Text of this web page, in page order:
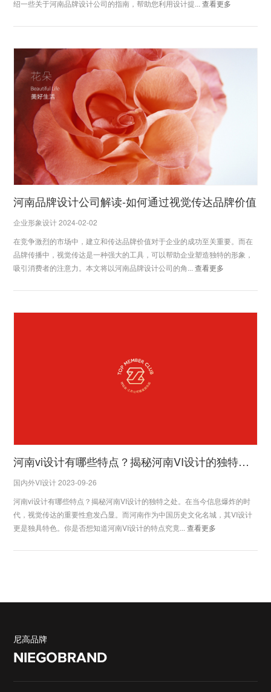
绍一些关于河南品牌设计公司的指南，帮助您利用设计提...查看更多
河南品牌设计公司解读-如何通过视觉传达品牌价值
企业形象设计 2024-02-02
在竞争激烈的市场中，建立和传达品牌价值对于企业的成功至关重要。而在
品牌传播中，视觉传达是一种强大的工具，可以帮助企业塑造独特的形象，
吸引消费者的注意力。本文将以河南品牌设计公司的角...查看更多
河南vi设计有哪些特点？揭秘河南VI设计的独特之处
国内外VI设计 2023-09-26
河南vi设计有哪些特点？揭秘河南VI设计的独特之处。在当今信息爆炸的时
代，视觉传达的重要性愈发凸显。而河南作为中国历史文化名城，其VI设计
更是独具特色。你是否想知道河南VI设计的特点究竟...查看更多
尼高品牌
NIEGOBRAND